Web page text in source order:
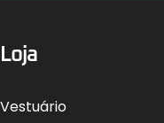
Loja
Vestuário